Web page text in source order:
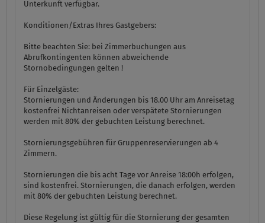
Unterkunft verfügbar.
Konditionen/Extras Ihres Gastgebers:
Bitte beachten Sie: bei Zimmerbuchungen aus
Abrufkontingenten können abweichende
Stornobedingungen gelten !
Für Einzelgäste:
Stornierungen und Änderungen bis 18.00 Uhr am Anreisetag
kostenfrei Nichtanreisen oder verspätete Stornierungen
werden mit 80% der gebuchten Leistung berechnet.
Stornierungsgebühren für Gruppenreservierungen ab 4
Zimmern.
Stornierungen die bis acht Tage vor Anreise 18:00h erfolgen,
sind kostenfrei. Stornierungen, die danach erfolgen, werden
mit 80% der gebuchten Leistung berechnet.
Diese Regelung ist gültig für die Stornierung der gesamten